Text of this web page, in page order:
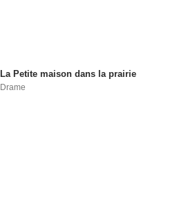
La Petite maison dans la prairie
Drame